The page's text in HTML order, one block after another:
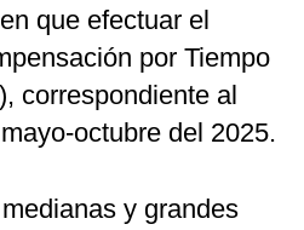
que efectuar el
por Tiempo
correspondiente al
octubre del 2025.
y grandes